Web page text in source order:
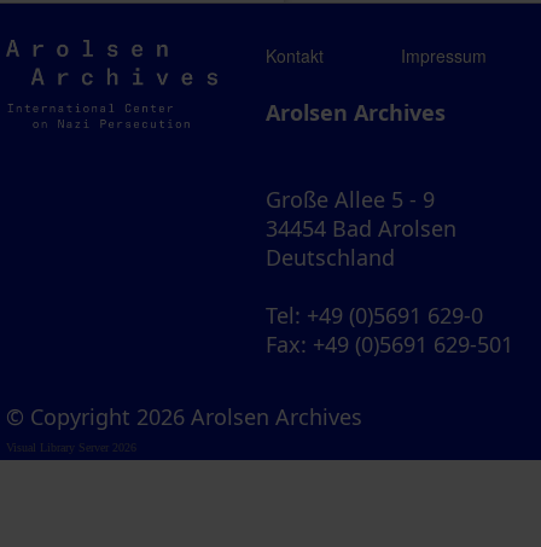
Arolsen
Archives
Kontakt Impressum
Arolsen Archives
Große Allee 5 - 9
34454 Bad Arolsen
Deutschland
Tel: +49 (0)5691 629-0
Fax: +49 (0)5691 629-501
© Copyright 2026 Arolsen Archives
Visual Library Server 2026